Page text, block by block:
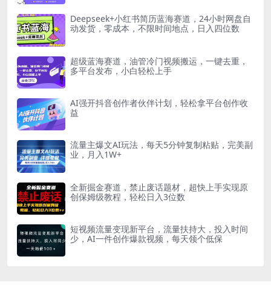
Deepseek+小红书简历蓝海赛道，24小时网盘自
动发货，零成本，不限时间地点，日入四位数
超级蓝海赛道，油管冷门视频搬运，一键去重，
多平台发布，小白轻松上手
AI强开抖音创作者伙伴计划，轻松拿平台创作收
益
流量主爆文AI玩法，每天5分钟复制粘贴，完美副
业，月入1W+
全新掘金赛道，禁止废话题材，超快上手实现原
创保姆级教程，轻松日入3位数
短视频流量变现新平台，流量扶持大，投入时间
少，AI一件创作爆款视频，每天领个低保